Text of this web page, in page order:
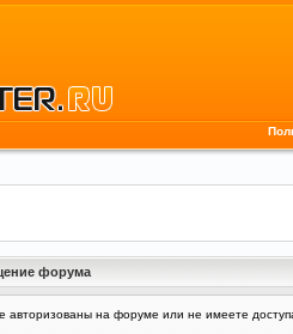
форума
авторизованы на форуме или не имеете